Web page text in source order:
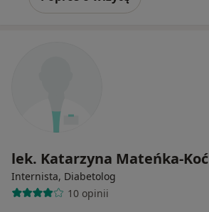
lek. Katarzyna Mateńka-Koć
Internista, Diabetolog
10 opinii